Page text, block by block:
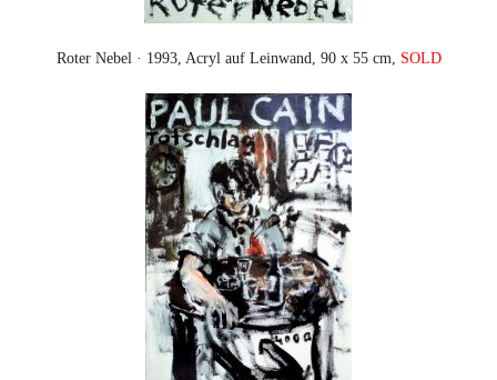
Roter Nebel · 1993, Acryl auf Leinwand, 90 x 55 cm, SOLD